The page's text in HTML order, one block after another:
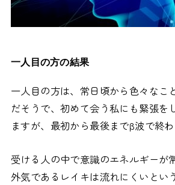
一人目の方の結果
一人目の方は、常日頃から色々なこ
だそうで、初めて会う私にも緊張を
ますが、最初から最後までβ波で終わ
受ける人の中で意識のエネルギーが
外気であるレイキは流れにくいとい